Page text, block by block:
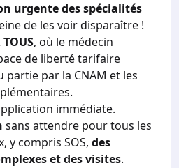
urgente des spécialités
de les voir disparaître !
TOUS, où le médecin
de liberté tarifaire
partie par la CNAM et les
immédiate.
sans attendre pour tous les
y compris SOS, des
et des visites.